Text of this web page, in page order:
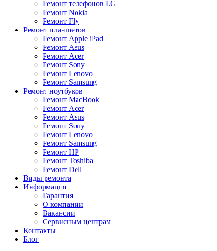
Ремонт телефонов LG
Ремонт Nokia
Ремонт Fly
Ремонт планшетов
Ремонт Apple iPad
Ремонт Asus
Ремонт Acer
Ремонт Sony
Ремонт Lenovo
Ремонт Samsung
Ремонт ноутбуков
Ремонт MacBook
Ремонт Acer
Ремонт Asus
Ремонт Sony
Ремонт Lenovo
Ремонт Samsung
Ремонт HP
Ремонт Toshiba
Ремонт Dell
Виды ремонта
Информация
Гарантия
О компании
Вакансии
Сервисным центрам
Контакты
Блог